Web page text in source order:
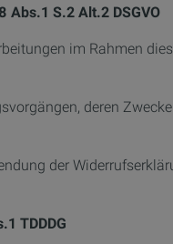
S.2 Alt.2 DSGVO
im Rahmen
deren
der
TDDDG